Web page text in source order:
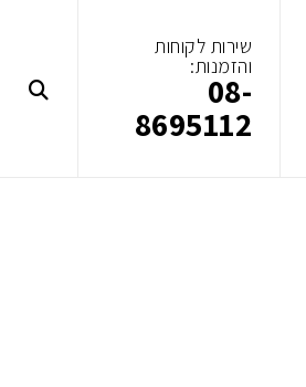
שירות לקוחות
והזמנות:
08-
8695112